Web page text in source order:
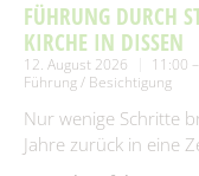
FÜHRUNG DURCH
KIRCHE IN DISSEN
12. August 2026 11:00
Führung / Besichtigung
Nur wenige Schritte
Jahre zurück in eine